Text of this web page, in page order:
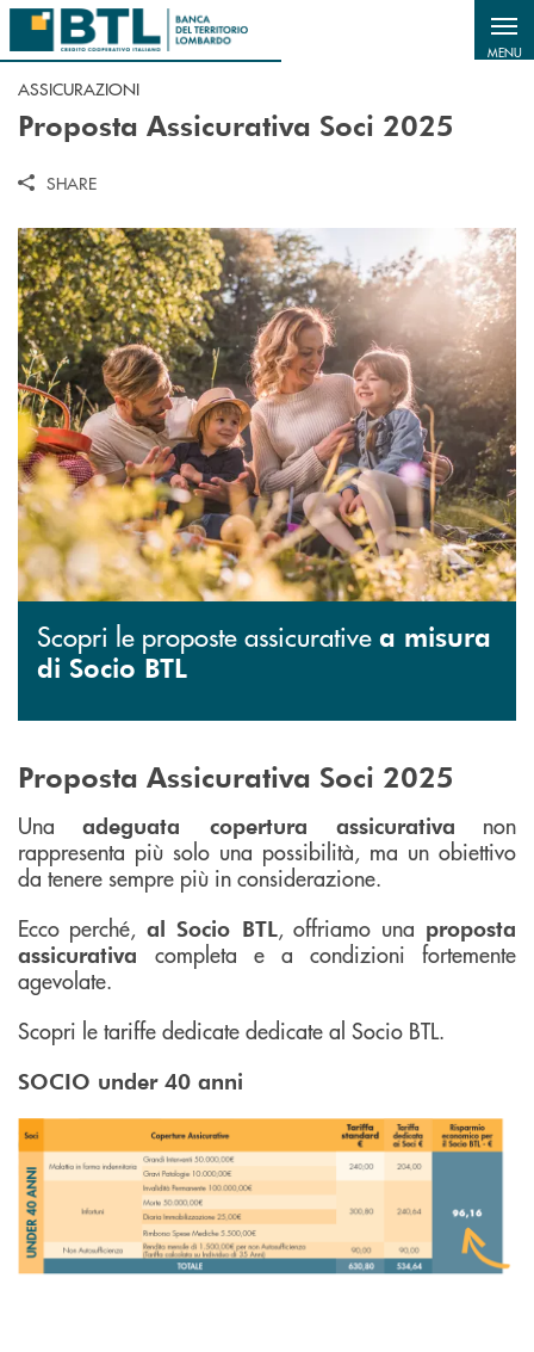
Salta al contenuto principale
MENU
ASSICURAZIONI
Proposta Assicurativa Soci 2025
SHARE
Scopri le proposte assicurative a misura
di Socio BTL
Proposta Assicurativa Soci 2025
Unaadeguata copertura assicurativa non
rappresenta più solo una possibilità, ma un obiettivo
da tenere sempre più in considerazione.
Ecco perché, al Socio BTL, offriamo una proposta
assicurativa completa e a condizioni fortemente
agevolate.
Scopri le tariffe dedicate dedicate al Socio BTL.
SOCIO under 40 anni